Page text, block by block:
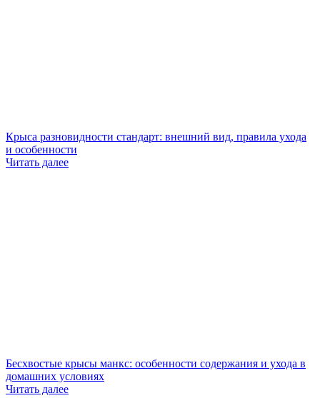
Крыса разновидности стандарт: внешний вид, правила ухода
и особенности
Читать далее
Бесхвостые крысы манкс: особенности содержания и ухода в
домашних условиях
Читать далее